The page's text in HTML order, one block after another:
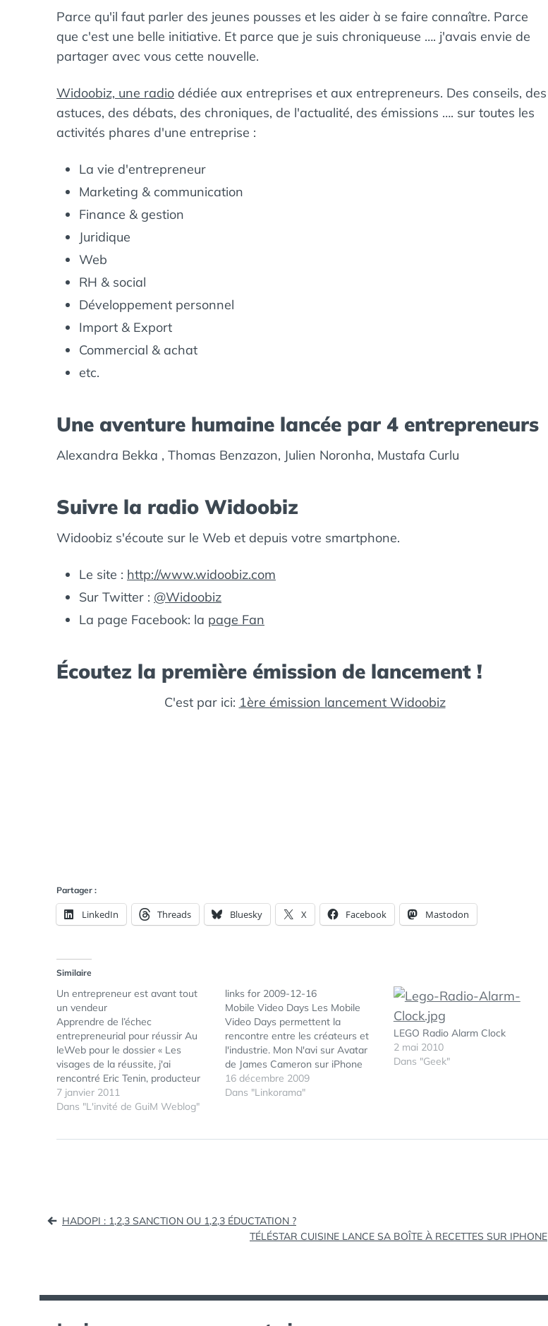
Parce qu'il faut parler des jeunes pousses et les aider à se faire connaître. Parce
que c'est une belle initiative. Et parce que je suis chroniqueuse …. j'avais envie de
partager avec vous cette nouvelle.
Widoobiz, une radio dédiée aux entreprises et aux entrepreneurs. Des conseils, des
astuces, des débats, des chroniques, de l'actualité, des émissions …. sur toutes les
activités phares d'une entreprise :
La vie d'entrepreneur
Marketing & communication
Finance & gestion
Juridique
Web
RH & social
Développement personnel
Import & Export
Commercial & achat
etc.
Une aventure humaine lancée par 4 entrepreneurs
Alexandra Bekka , Thomas Benzazon, Julien Noronha, Mustafa Curlu
Suivre la radio Widoobiz
Widoobiz s'écoute sur le Web et depuis votre smartphone.
Le site : http://www.widoobiz.com
Sur Twitter : @Widoobiz
La page Facebook: la page Fan
Écoutez la première émission de lancement !
C'est par ici: 1ère émission lancement Widoobiz
Partager :
LinkedIn Threads Bluesky X Facebook Mastodon
Similaire
Un entrepreneur est avant tout
un vendeur
Apprendre de l’échec
entrepreneurial pour réussir Au
leWeb pour le dossier « Les
visages de la réussite, j'ai
rencontré Eric Tenin, producteur
de contenu multimédia, ainsi que
l’auteur du blog
7 janvier 2011
Dans "L'invité de GuiM Weblog"
links for 2009-12-16
Mobile Video Days Les Mobile
Video Days permettent la
rencontre entre les créateurs et
l'industrie. Mon N'avi sur Avatar
de James Cameron sur iPhone
n'est pas vraiment favorable ... |
Application iPhone iPilule,
16 décembre 2009
Dans "Linkorama"
LEGO Radio Alarm Clock
2 mai 2010
Dans "Geek"
Navigation
l’article
HADOPI : 1,2,3 SANCTION OU 1,2,3 ÉDUCTATION ?
TÉLÉSTAR CUISINE LANCE SA BOÎTE À RECETTES SUR IPHONE